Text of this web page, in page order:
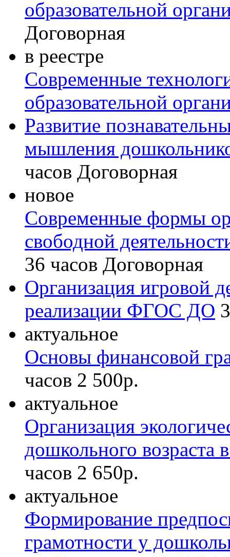
образовательной
Договорная
в реестре
Современные
образовательной
Развитие
мышления
часов Договорная
новое
Современные формы
свободной
36 часов Договорная
Организация игровой
реализации ФГОС ДО
актуальное
Основы финансовой
часов 2 500р.
актуальное
Организация
дошкольного
часов 2 650р.
актуальное
Формирование
грамотности у